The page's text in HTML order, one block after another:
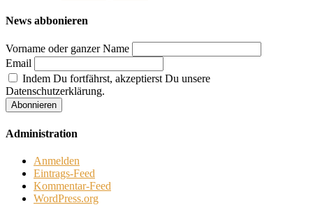
News abbonieren
Vorname oder ganzer Name
Email
Indem Du fortfährst, akzeptierst Du unsere
Datenschutzerklärung.
Administration
Anmelden
Eintrags-Feed
Kommentar-Feed
WordPress.org